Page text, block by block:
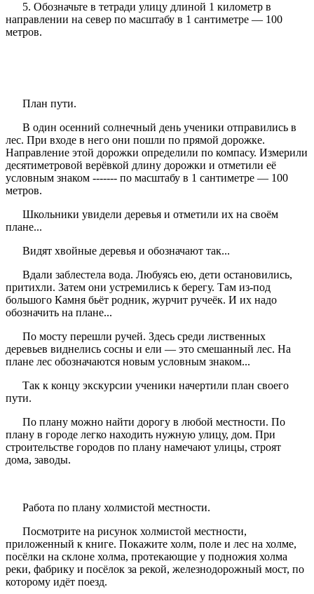
5. Обозначьте в тетради улицу длиной 1 километр в
направлении на север по масштабу в 1 сантиметре — 100
метров.
План пути.
В один осенний солнечный день ученики отправились в
лес. При входе в него они пошли по прямой дорожке.
Направление этой дорожки определили по компасу. Измерили
десятиметровой верёвкой длину дорожки и отметили её
условным знаком ------- по масштабу в 1 сантиметре — 100
метров.
Школьники увидели деревья и отметили их на своём
плане...
Видят хвойные деревья и обозначают так...
Вдали заблестела вода. Любуясь ею, дети остановились,
притихли. Затем они устремились к берегу. Там из-под
большого Камня бьёт родник, журчит ручеёк. И их надо
обозначить на плане...
По мосту перешли ручей. Здесь среди лиственных
деревьев виднелись сосны и ели — это смешанный лес. На
плане лес обозначаются новым условным знаком...
Так к концу экскурсии ученики начертили план своего
пути.
По плану можно найти дорогу в любой местности. По
плану в городе легко находить нужную улицу, дом. При
строительстве городов по плану намечают улицы, строят
дома, заводы.
Работа по плану холмистой местности.
Посмотрите на рисунок холмистой местности,
приложенный к книге. Покажите холм, поле и лес на холме,
посёлки на склоне холма, протекающие у подножия холма
реки, фабрику и посёлок за рекой, железнодорожный мост, по
которому идёт поезд.